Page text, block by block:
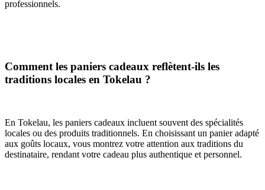
professionnels.
Comment les paniers cadeaux reflètent-ils les
traditions locales en Tokelau ?
En Tokelau, les paniers cadeaux incluent souvent des spécialités
locales ou des produits traditionnels. En choisissant un panier adapté
aux goûts locaux, vous montrez votre attention aux traditions du
destinataire, rendant votre cadeau plus authentique et personnel.